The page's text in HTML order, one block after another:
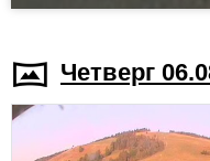
Четверг